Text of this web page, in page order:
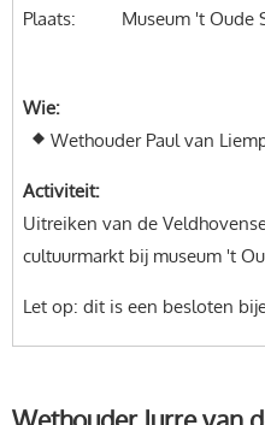
Plaats
Museum 't Oude
Wie
Wethouder Paul van
Activiteit
Uitreiken van de
cultuurmarkt bij museum 't
Let op: dit is een besloten